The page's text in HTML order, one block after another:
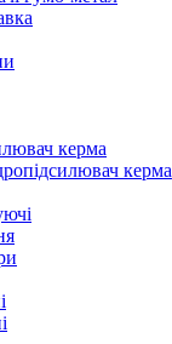
керма
керма